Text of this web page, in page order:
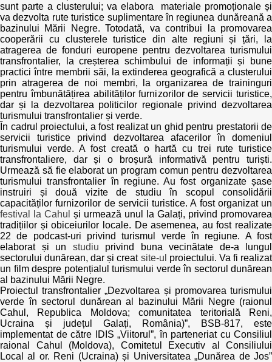
sunt parte a clusterului; va elabora materiale promoționale și
va dezvolta rute turistice suplimentare în regiunea dunăreană a
bazinului Mării Negre. Totodată, va contribui la promovarea
cooperării cu clusterele turistice din alte regiuni și țări, la
atragerea de fonduri europene pentru dezvoltarea turismului
transfrontalier, la creșterea schimbului de informații și bune
practici între membrii săi, la extinderea geografică a clusterului
prin atragerea de noi membri, la organizarea de traininguri
pentru îmbunătățirea abilităților furnizorilor de servicii turistice,
dar și la dezvoltarea politicilor regionale privind dezvoltarea
turismului transfrontalier și verde.
În cadrul proiectului, a fost realizat un ghid pentru prestatorii de
servicii turistice privind dezvoltarea afacerilor în domeniul
turismului verde. A fost creată o hartă cu trei rute turistice
transfrontaliere, dar și o broșură informativă pentru turiști.
Urmează să fie elaborat un program comun pentru dezvoltarea
turismului transfrontalier în regiune. Au fost organizate șase
instruiri și două vizite de studiu în scopul consolidării
capacităților furnizorilor de servicii turistice. A fost organizat un
festival la Cahul și urmează unul la Galați, privind promovarea
tradițiilor și obiceiurilor locale. De asemenea, au fost realizate
22 de podcast-uri privind turismul verde în regiune. A fost
elaborat și un studiu privind buna vecinătate de-a lungul
sectorului dunărean, dar și creat site-ul proiectului. Va fi realizat
un film despre potențialul turismului verde în sectorul dunărean
al bazinului Mării Negre.
Proiectul transfrontalier „Dezvoltarea și promovarea turismului
verde în sectorul dunărean al bazinului Mării Negre (raionul
Cahul, Republica Moldova; comunitatea teritorială Reni,
Ucraina și județul Galați, România)”, BSB-817, este
implementat de către IDIS „Viitorul”, în parteneriat cu Consiliul
raional Cahul (Moldova), Comitetul Executiv al Consiliului
Local al or. Reni (Ucraina) și Universitatea „Dunărea de Jos”